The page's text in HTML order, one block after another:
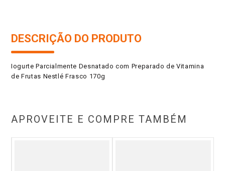
DESCRIÇÃO DO PRODUTO
Iogurte Parcialmente Desnatado com Preparado de Vitamina
de Frutas Nestlé Frasco 170g
APROVEITE E COMPRE TAMBÉM